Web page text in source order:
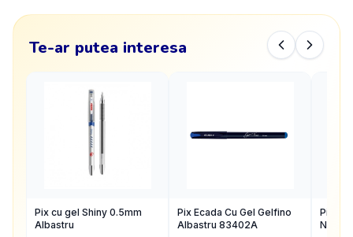
Te-ar putea interesa
Pix cu gel Shiny 0.5mm
Albastru
Pix Ecada Cu Gel Gelfino
Albastru 83402A
Pix
Negru